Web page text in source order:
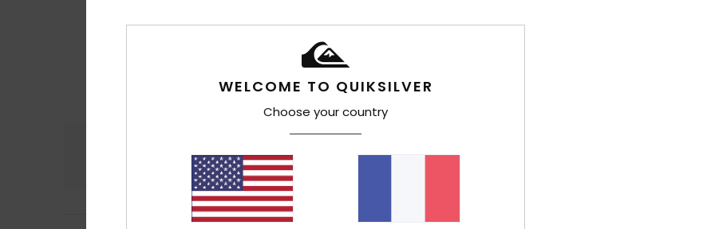
4.5
basé sur
4.8
4.5
WELCOME TO QUIKSILVER
Choose your country